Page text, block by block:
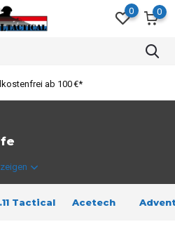
0 0
ab 100 €*
Tactical Acetech